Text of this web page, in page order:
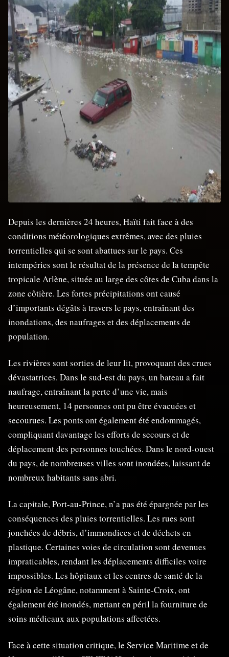
Depuis les dernières 24 heures, Haïti fait face à des
conditions météorologiques extrêmes, avec des pluies
torrentielles qui se sont abattues sur le pays. Ces
intempéries sont le résultat de la présence de la tempête
tropicale Arlène, située au large des côtes de Cuba dans la
zone côtière. Les fortes précipitations ont causé
d’importants dégâts à travers le pays, entraînant des
inondations, des naufrages et des déplacements de
population.
Les rivières sont sorties de leur lit, provoquant des crues
dévastatrices. Dans le sud-est du pays, un bateau a fait
naufrage, entraînant la perte d’une vie, mais
heureusement, 14 personnes ont pu être évacuées et
secourues. Les ponts ont également été endommagés,
compliquant davantage les efforts de secours et de
déplacement des personnes touchées. Dans le nord-ouest
du pays, de nombreuses villes sont inondées, laissant de
nombreux habitants sans abri.
La capitale, Port-au-Prince, n’a pas été épargnée par les
conséquences des pluies torrentielles. Les rues sont
jonchées de débris, d’immondices et de déchets en
plastique. Certaines voies de circulation sont devenues
impraticables, rendant les déplacements difficiles voire
impossibles. Les hôpitaux et les centres de santé de la
région de Léogâne, notamment à Sainte-Croix, ont
également été inondés, mettant en péril la fourniture de
soins médicaux aux populations affectées.
Face à cette situation critique, le Service Maritime et de